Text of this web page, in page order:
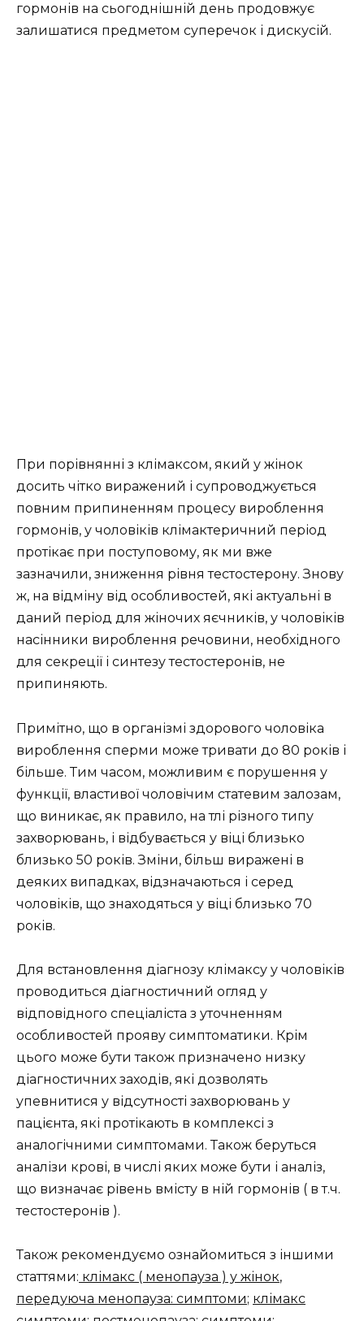
гормонів на сьогоднішній день продовжує
залишатися предметом суперечок і дискусій.
При порівнянні з клімаксом, який у жінок
досить чітко виражений і супроводжується
повним припиненням процесу вироблення
гормонів, у чоловіків клімактеричний період
протікає при поступовому, як ми вже
зазначили, зниження рівня тестостерону. Знову
ж, на відміну від особливостей, які актуальні в
даний період для жіночих яєчників, у чоловіків
насінники вироблення речовини, необхідного
для секреції і синтезу тестостеронів, не
припиняють.
Примітно, що в організмі здорового чоловіка
вироблення сперми може тривати до 80 років і
більше. Тим часом, можливим є порушення у
функції, властивої чоловічим статевим залозам,
що виникає, як правило, на тлі різного типу
захворювань, і відбувається у віці близько
близько 50 років. Зміни, більш виражені в
деяких випадках, відзначаються і серед
чоловіків, що знаходяться у віці близько 70
років.
Для встановлення діагнозу клімаксу у чоловіків
проводиться діагностичний огляд у
відповідного спеціаліста з уточненням
особливостей прояву симптоматики. Крім
цього може бути також призначено низку
діагностичних заходів, які дозволять
упевнитися у відсутності захворювань у
пацієнта, які протікають в комплексі з
аналогічними симптомами. Також беруться
аналізи крові, в числі яких може бути і аналіз,
що визначає рівень вмісту в ній гормонів ( в т.ч.
тестостеронів ).
Також рекомендуємо ознайомиться з іншими
статтями: клімакс ( менопауза ) у жінок,
передуюча менопауза: симптоми; клімакс